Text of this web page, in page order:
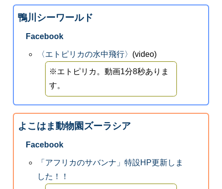
鴨川シーワールド
Facebook
〈エトピリカの水中飛行〉 (video)
※エトピリカ。動画1分8秒ありま
す。
よこはま動物園ズーラシア
Facebook
「アフリカのサバンナ」特設HP更新しま
した！！